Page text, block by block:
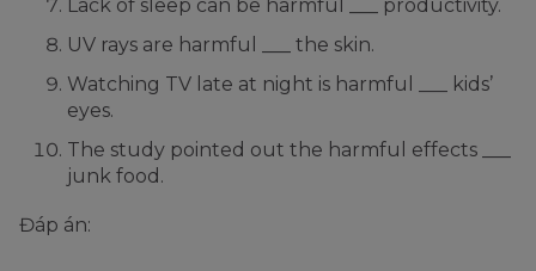
Lack of sleep can be harmful ___ productivity.
UV rays are harmful ___ the skin.
Watching TV late at night is harmful ___ kids’
eyes.
The study pointed out the harmful effects ___
junk food.
Đáp án: